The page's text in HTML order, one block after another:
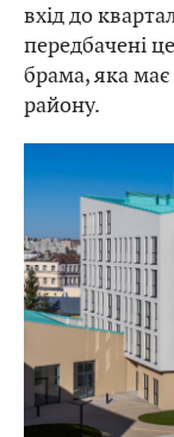
вхід до
передбачені
брама, яка
району.